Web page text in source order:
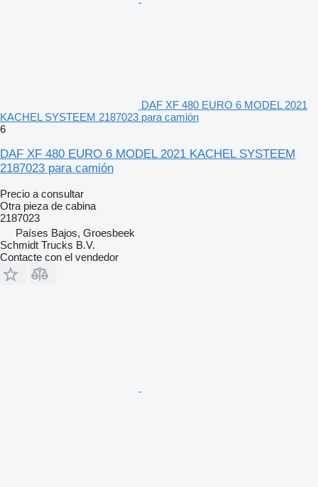
DAF XF 480 EURO 6 MODEL 2021
KACHEL SYSTEEM 2187023 para camión
6
DAF XF 480 EURO 6 MODEL 2021 KACHEL SYSTEEM
2187023 para camión
Precio a consultar
Otra pieza de cabina
2187023
Países Bajos, Groesbeek
Schmidt Trucks B.V.
Contacte con el vendedor